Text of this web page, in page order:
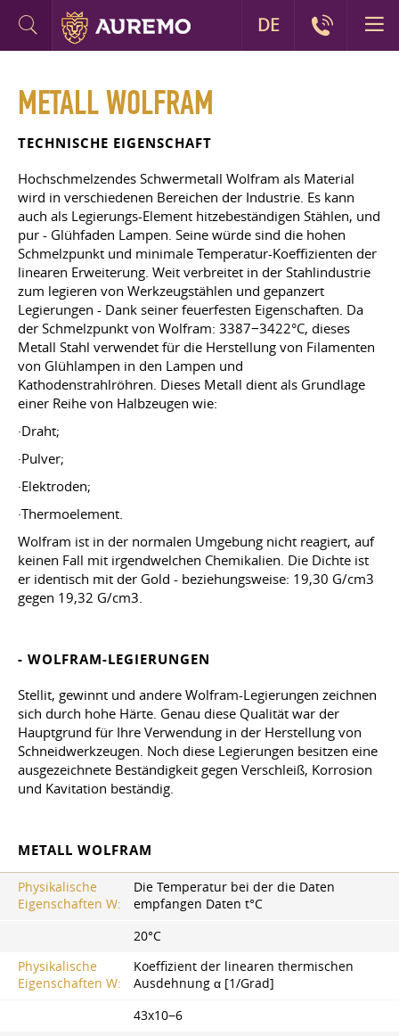
METALL WOLFRAM
TECHNISCHE EIGENSCHAFT
Hochschmelzendes Schwermetall Wolfram als Material
wird in verschiedenen Bereichen der Industrie. Es kann
auch als Legierungs-Element hitzebeständigen Stählen, und
pur - Glühfaden Lampen. Seine würde sind die hohen
Schmelzpunkt und minimale Temperatur-Koeffizienten der
linearen Erweiterung. Weit verbreitet in der Stahlindustrie
zum legieren von Werkzeugstählen und gepanzert
Legierungen - Dank seiner feuerfesten Eigenschaften. Da
der Schmelzpunkt von Wolfram: 3387−3422°C, dieses
Metall Stahl verwendet für die Herstellung von Filamenten
von Glühlampen in den Lampen und
Kathodenstrahlröhren. Dieses Metall dient als Grundlage
einer Reihe von Halbzeugen wie:
·Draht;
·Pulver;
·Elektroden;
·Thermoelement.
Wolfram ist in der normalen Umgebung nicht reagiert, auf
keinen Fall mit irgendwelchen Chemikalien. Die Dichte ist
er identisch mit der Gold - beziehungsweise: 19,30 G/cm3
gegen 19,32 G/cm3.
- WOLFRAM-LEGIERUNGEN
Stellit, gewinnt und andere Wolfram-Legierungen zeichnen
sich durch hohe Härte. Genau diese Qualität war der
Hauptgrund für Ihre Verwendung in der Herstellung von
Schneidwerkzeugen. Noch diese Legierungen besitzen eine
ausgezeichnete Beständigkeit gegen Verschleiß, Korrosion
und Kavitation beständig.
METALL WOLFRAM
Physikalische
Eigenschaften W:
Die Temperatur bei der die Daten
empfangen Daten t°C
20°C
Physikalische
Eigenschaften W:
Koeffizient der linearen thermischen
Ausdehnung α [1/Grad]
43x10−6
DE